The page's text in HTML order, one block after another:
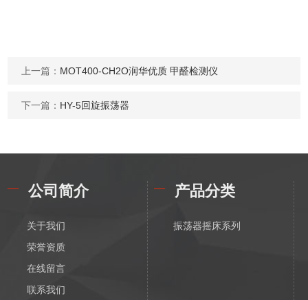
上一篇： MOT400-CH2O润华优质 甲醛检测仪
下一篇： HY-5回旋振荡器
公司简介
关于我们
荣誉资质
在线留言
联系我们
产品分类
振荡器摇床系列